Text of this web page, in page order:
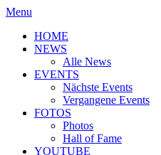
Menu
HOME
NEWS
Alle News
EVENTS
Nächste Events
Vergangene Events
FOTOS
Photos
Hall of Fame
YOUTUBE